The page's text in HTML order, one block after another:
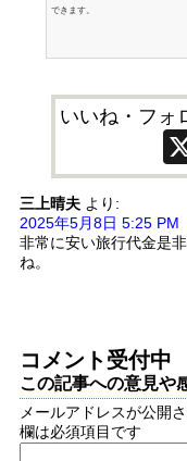
できます。
いいね・フォ
三上晴夫 より:
2025年5月8日 5:25 PM
非常に安い旅行代金是
ね。
コメント受付中
この記事への意見や
メールアドレスが公開
欄は必須項目です